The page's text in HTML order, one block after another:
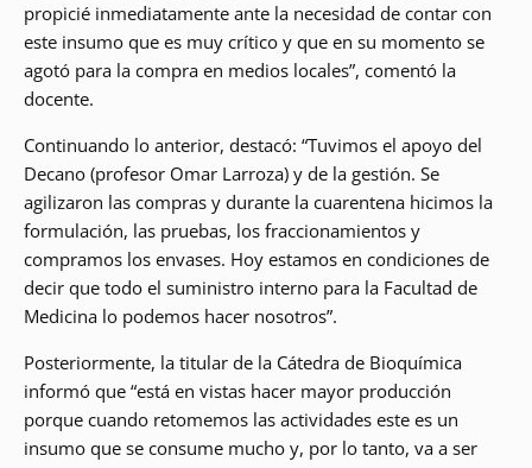
propicié inmediatamente ante la necesidad de contar con
este insumo que es muy crítico y que en su momento se
agotó para la compra en medios locales”, comentó la
docente.
Continuando lo anterior, destacó: “Tuvimos el apoyo del
Decano (profesor Omar Larroza) y de la gestión. Se
agilizaron las compras y durante la cuarentena hicimos la
formulación, las pruebas, los fraccionamientos y
compramos los envases. Hoy estamos en condiciones de
decir que todo el suministro interno para la Facultad de
Medicina lo podemos hacer nosotros”.
Posteriormente, la titular de la Cátedra de Bioquímica
informó que “está en vistas hacer mayor producción
porque cuando retomemos las actividades este es un
insumo que se consume mucho y, por lo tanto, va a ser